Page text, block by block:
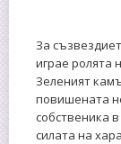
За
играе ролята
Зеленият
повишената
собственика
силата на